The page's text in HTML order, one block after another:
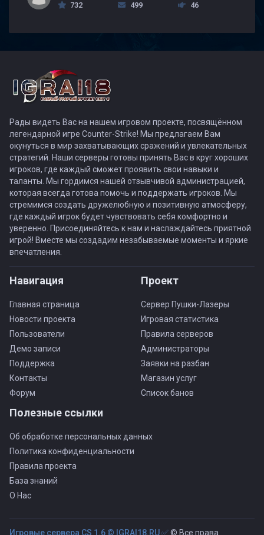
732
499 46
Рады видеть Вас на нашем игровом проекте, посвящённом
легендарной игре Counter-Strike! Мы предлагаем Вам
окунуться в мир захватывающих сражений и увлекательных
стратегий. Наши серверы готовы принять Вас в круг хороших
игроков, где каждый сможет проявить свои навыки и
таланты. Мы гордимся нашей отзывчивой администрацией,
которая всегда готова помочь и поддержать игроков. Мы
стремимся создать дружелюбную и позитивную атмосферу,
где каждый игрок будет чувствовать себя комфортно и
уверенно. Присоединяйтесь к нам и наслаждайтесь приятной
игрой! Вместе мы создадим незабываемые моменты и яркие
впечатления.
Навигация
Главная страница
Новости проекта
Пользователи
Демо записи
Поддержка
Контакты
Форум
Проект
Сервер Пушки-Лазеры
Игровая статистика
Правила серверов
Администраторы
Заявки на разбан
Магазин услуг
Список банов
Полезные ссылки
Об обработке персональных данных
Политика конфиденциальности
Правила проекта
База знаний
О Нас
Игровые сервера CS 1.6 © IGRAI18.RU ✅© Все права